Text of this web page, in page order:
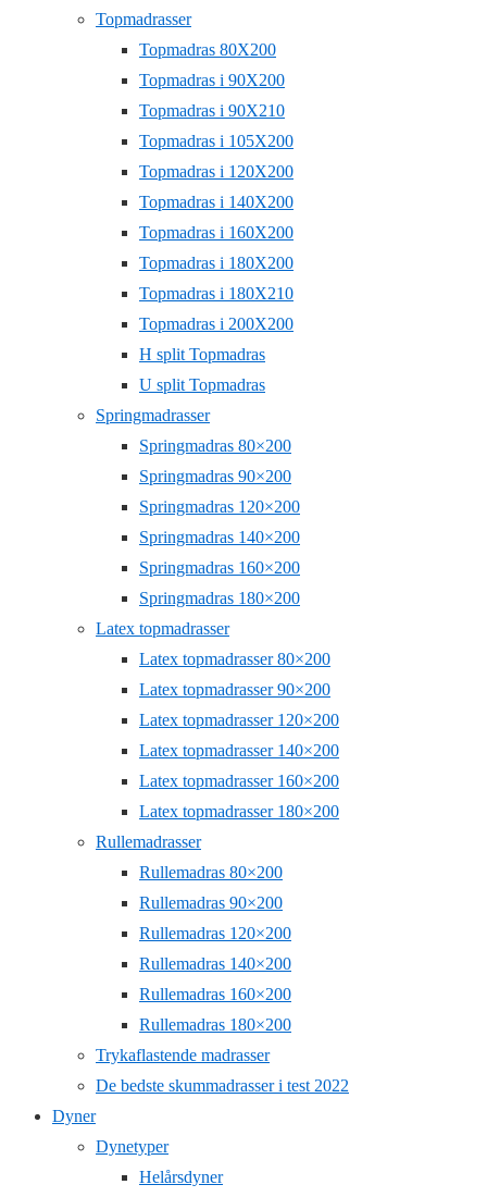
Topmadrasser
Topmadras 80X200
Topmadras i 90X200
Topmadras i 90X210
Topmadras i 105X200
Topmadras i 120X200
Topmadras i 140X200
Topmadras i 160X200
Topmadras i 180X200
Topmadras i 180X210
Topmadras i 200X200
H split Topmadras
U split Topmadras
Springmadrasser
Springmadras 80×200
Springmadras 90×200
Springmadras 120×200
Springmadras 140×200
Springmadras 160×200
Springmadras 180×200
Latex topmadrasser
Latex topmadrasser 80×200
Latex topmadrasser 90×200
Latex topmadrasser 120×200
Latex topmadrasser 140×200
Latex topmadrasser 160×200
Latex topmadrasser 180×200
Rullemadrasser
Rullemadras 80×200
Rullemadras 90×200
Rullemadras 120×200
Rullemadras 140×200
Rullemadras 160×200
Rullemadras 180×200
Trykaflastende madrasser
De bedste skummadrasser i test 2022
Dyner
Dynetyper
Helårsdyner